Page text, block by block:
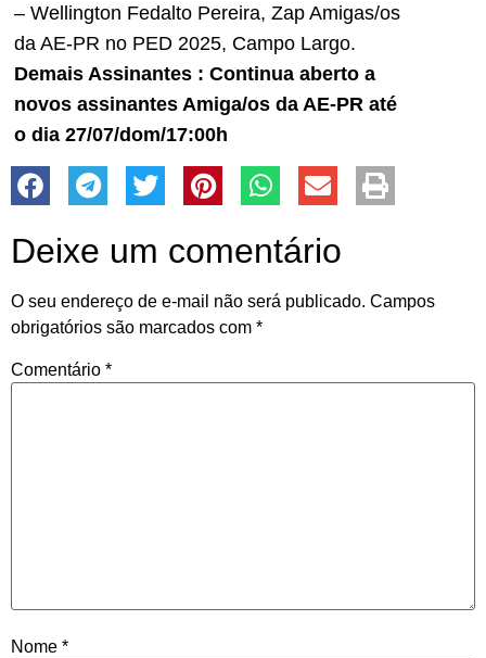
– Wellington Fedalto Pereira, Zap Amigas/os
da AE-PR no PED 2025, Campo Largo.
Demais Assinantes : Continua aberto a
novos assinantes Amiga/os da AE-PR até
o dia 27/07/dom/17:00h
Deixe um comentário
O seu endereço de e-mail não será publicado. Campos
obrigatórios são marcados com *
Comentário *
Nome *